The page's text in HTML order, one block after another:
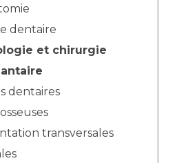
dentaire
et chirurgie
dentaires
transversales